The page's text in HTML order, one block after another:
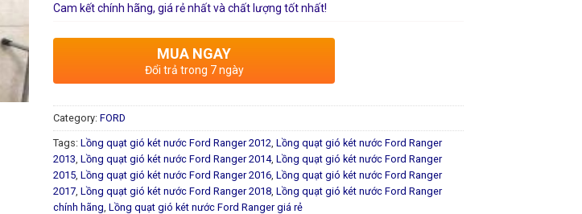
Cam kết chính hãng, giá rẻ nhất và chất lượng tốt nhất!
MUA NGAY
Đổi trả trong 7 ngày
Category: FORD
Tags: Lồng quạt gió két nước Ford Ranger 2012 Lồng quạt gió két nước Ford Ranger
2013 Lồng quạt gió két nước Ford Ranger 2014, Lồng quạt gió két nước Ford Ranger
2015 Lồng quạt gió két nước Ford Ranger 2016 Lồng quạt gió két nước Ford Ranger
2017 Lồng quạt gió két nước Ford Ranger 2018 Lồng quạt gió két nước Ford Ranger
chính hãng Lồng quạt gió két nước Ford Ranger giá rẻ